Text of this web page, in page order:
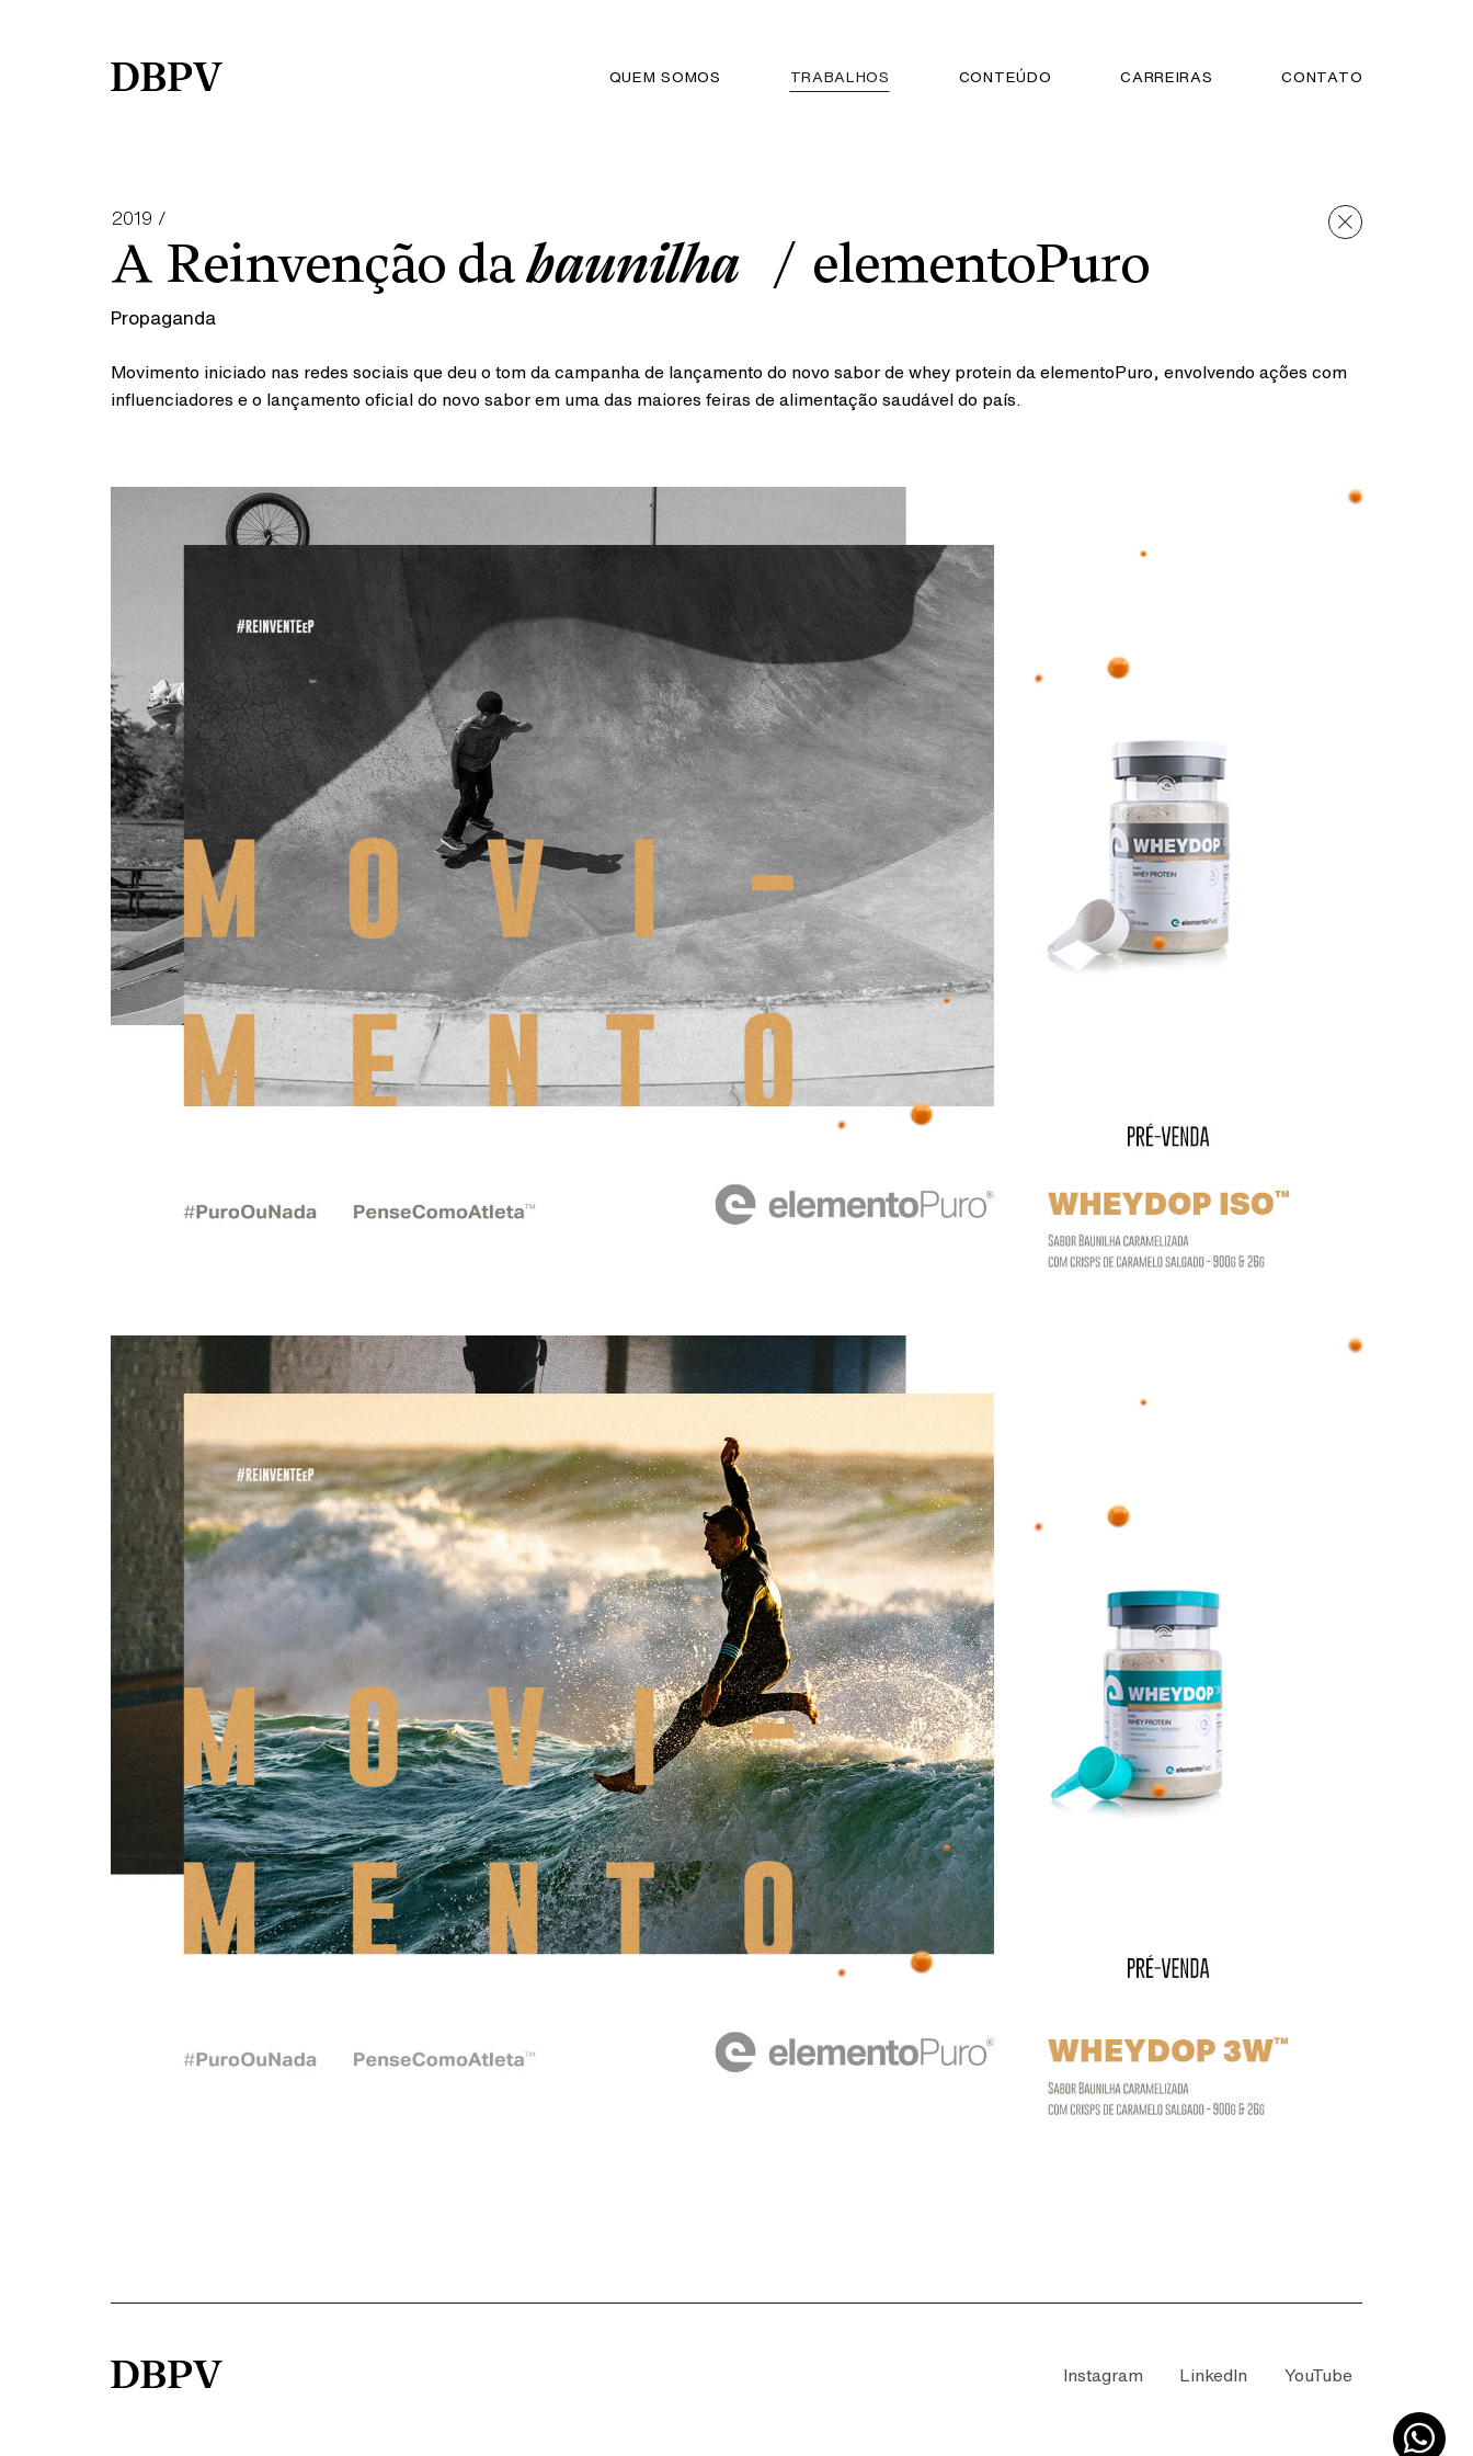
QUEM SOMOS TRABALHOS CONTEÚDO CARREIRAS CONTATO
2019 /
A Reinvenção dabaunilha elementoPuro
Propaganda
Movimento iniciado nas redes sociais que deu o tom da campanha de lançamento do novo sabor de whey protein da elementoPuro, envolvendo ações com
influenciadores e o lançamento oficial do novo sabor em uma das maiores feiras de alimentação saudável do país.
Instagram LinkedIn YouTube